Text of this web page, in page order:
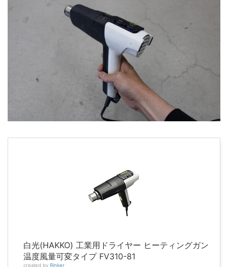
白光(HAKKO) 工業用ドライヤー ヒーティングガン
温度風量可変タイプ FV310-81
created by Rinker